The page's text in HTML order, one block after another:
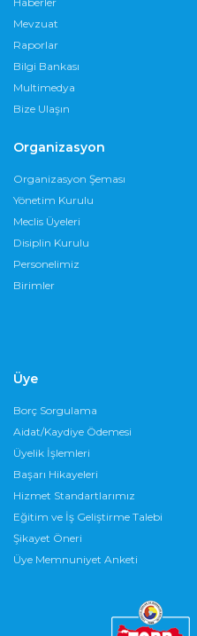
Mevzuat
Raporlar
Bilgi Bankası
Multimedya
Bize Ulaşın
Organizasyon
Organizasyon Şeması
Yönetim Kurulu
Meclis Üyeleri
Disiplin Kurulu
Personelimiz
Birimler
Üye
Borç Sorgulama
Aidat/Kaydiye Ödemesi
Üyelik İşlemleri
Başarı Hikayeleri
Hizmet Standartlarımız
Eğitim ve İş Geliştirme Talebi
Şikayet Öneri
Üye Memnuniyet Anketi